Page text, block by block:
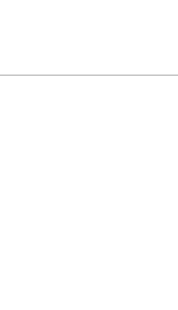
Vipps, Klarna och Google Pay.
debiteras kortet/fakturan.